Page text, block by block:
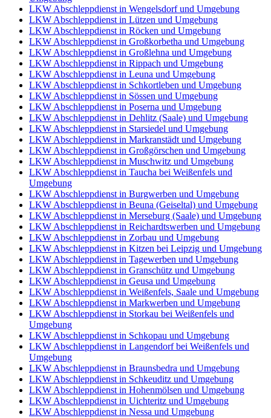
LKW Abschleppdienst in Wengelsdorf und Umgebung
LKW Abschleppdienst in Lützen und Umgebung
LKW Abschleppdienst in Röcken und Umgebung
LKW Abschleppdienst in Großkorbetha und Umgebung
LKW Abschleppdienst in Großlehna und Umgebung
LKW Abschleppdienst in Rippach und Umgebung
LKW Abschleppdienst in Leuna und Umgebung
LKW Abschleppdienst in Schkortleben und Umgebung
LKW Abschleppdienst in Sössen und Umgebung
LKW Abschleppdienst in Poserna und Umgebung
LKW Abschleppdienst in Dehlitz (Saale) und Umgebung
LKW Abschleppdienst in Starsiedel und Umgebung
LKW Abschleppdienst in Markranstädt und Umgebung
LKW Abschleppdienst in Großgörschen und Umgebung
LKW Abschleppdienst in Muschwitz und Umgebung
LKW Abschleppdienst in Taucha bei Weißenfels und
Umgebung
LKW Abschleppdienst in Burgwerben und Umgebung
LKW Abschleppdienst in Beuna (Geiseltal) und Umgebung
LKW Abschleppdienst in Merseburg (Saale) und Umgebung
LKW Abschleppdienst in Reichardtswerben und Umgebung
LKW Abschleppdienst in Zorbau und Umgebung
LKW Abschleppdienst in Kitzen bei Leipzig und Umgebung
LKW Abschleppdienst in Tagewerben und Umgebung
LKW Abschleppdienst in Granschütz und Umgebung
LKW Abschleppdienst in Geusa und Umgebung
LKW Abschleppdienst in Weißenfels, Saale und Umgebung
LKW Abschleppdienst in Markwerben und Umgebung
LKW Abschleppdienst in Storkau bei Weißenfels und
Umgebung
LKW Abschleppdienst in Schkopau und Umgebung
LKW Abschleppdienst in Langendorf bei Weißenfels und
Umgebung
LKW Abschleppdienst in Braunsbedra und Umgebung
LKW Abschleppdienst in Schkeuditz und Umgebung
LKW Abschleppdienst in Hohenmölsen und Umgebung
LKW Abschleppdienst in Uichteritz und Umgebung
LKW Abschleppdienst in Nessa und Umgebung